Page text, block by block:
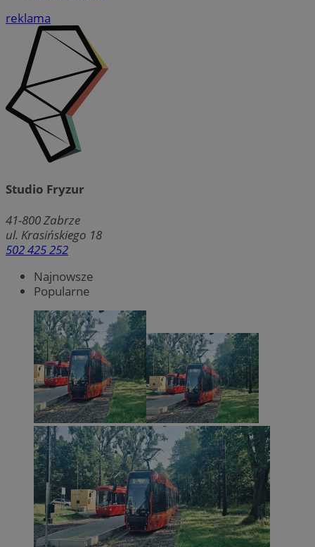
reklama
Studio Fryzur
41-800Zabrze
ul. Krasińskiego 18
502 425 252
Najnowsze
Popularne